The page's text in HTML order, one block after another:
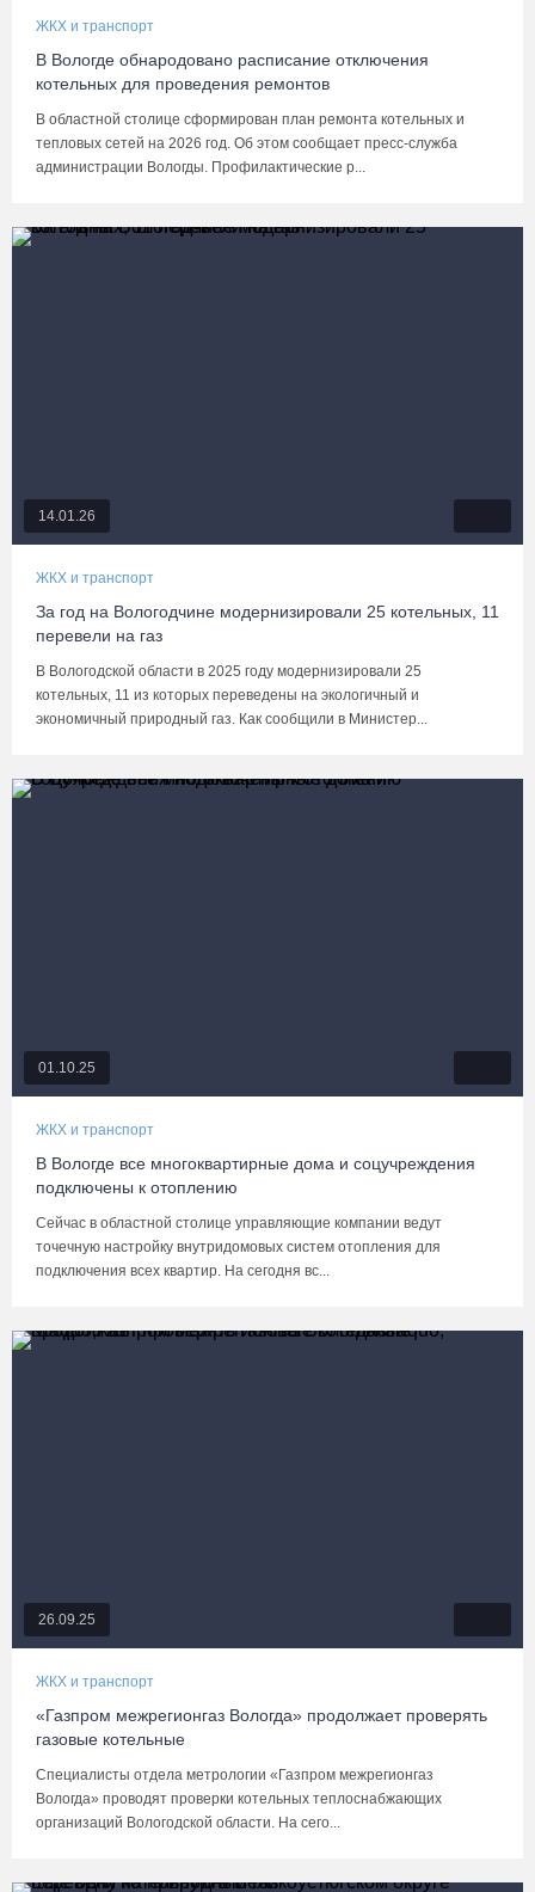
ЖКХ и транспорт
В Вологде обнародовано расписание отключения
котельных для проведения ремонтов
В областной столице сформирован план ремонта котельных и
тепловых сетей на 2026 год. Об этом сообщает пресс-служба
администрации Вологды. Профилактические р...
14.01.26
ЖКХ и транспорт
За год на Вологодчине модернизировали 25 котельных, 11
перевели на газ
В Вологодской области в 2025 году модернизировали 25
котельных, 11 из которых переведены на экологичный и
экономичный природный газ. Как сообщили в Министер...
01.10.25
ЖКХ и транспорт
В Вологде все многоквартирные дома и соцучреждения
подключены к отоплению
Сейчас в областной столице управляющие компании ведут
точечную настройку внутридомовых систем отопления для
подключения всех квартир. На сегодня вс...
26.09.25
ЖКХ и транспорт
«Газпром межрегионгаз Вологда» продолжает проверять
газовые котельные
Специалисты отдела метрологии «Газпром межрегионгаз
Вологда» проводят проверки котельных теплоснабжающих
организаций Вологодской области. На сего...